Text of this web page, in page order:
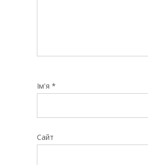
Ім'я *
Сайт